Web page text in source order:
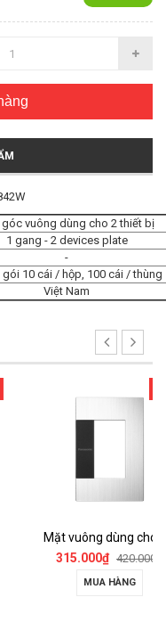
vuông dùng cho 2 thiết bị
1 gang - 2 devices plate
-
10 cái / hộp, 100 cái / thùng
Việt Nam
Mặt vuông dùng cho 3 thiết bị (chuẩn BS) - WTFB6503S-1-G
315.000₫
420.000₫
MUA HÀNG